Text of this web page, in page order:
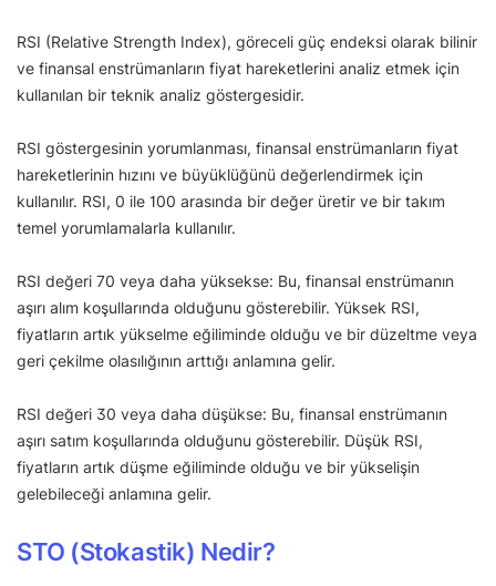
RSI (Relative Strength Index), göreceli güç endeksi olarak bilinir
ve finansal enstrümanların fiyat hareketlerini analiz etmek için
kullanılan bir teknik analiz göstergesidir.
RSI göstergesinin yorumlanması, finansal enstrümanların fiyat
hareketlerinin hızını ve büyüklüğünü değerlendirmek için
kullanılır. RSI, 0 ile 100 arasında bir değer üretir ve bir takım
temel yorumlamalarla kullanılır.
RSI değeri 70 veya daha yüksekse: Bu, finansal enstrümanın
aşırı alım koşullarında olduğunu gösterebilir. Yüksek RSI,
fiyatların artık yükselme eğiliminde olduğu ve bir düzeltme veya
geri çekilme olasılığının arttığı anlamına gelir.
RSI değeri 30 veya daha düşükse: Bu, finansal enstrümanın
aşırı satım koşullarında olduğunu gösterebilir. Düşük RSI,
fiyatların artık düşme eğiliminde olduğu ve bir yükselişin
gelebileceği anlamına gelir.
STO (Stokastik) Nedir?